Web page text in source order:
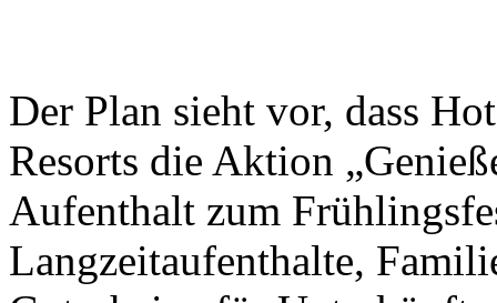
Der Plan sieht vor, dass
Resorts die Aktion
Aufenthalt zum
Langzeitaufenthalte,